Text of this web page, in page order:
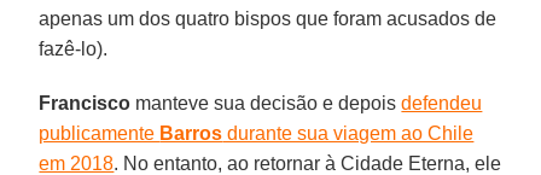
apenas um dos quatro bispos que foram acusados de
fazê-lo).
Francisco manteve sua decisão e depoisdefendeu
publicamente Barros durante sua viagem ao Chile
em 2018. No entanto, ao retornar à Cidade Eterna, ele